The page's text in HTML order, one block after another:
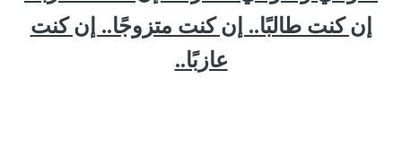
إن كنت طالبًا.. إن كنت متزوجًا.. إن كنت
عازبًا..